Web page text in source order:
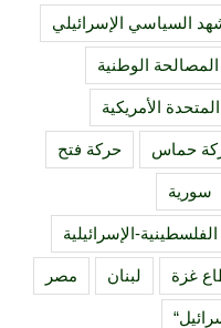
السياسي الإسرائيلي
المصالحة الوطنية
الأمريكية
حماس حركة فتح
سورية
الإسرائيلية
غزة لبنان مصر